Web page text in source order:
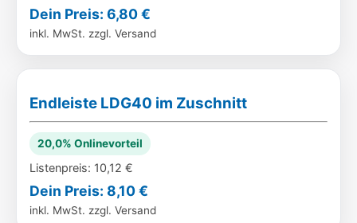
Dein Preis: 6,80 €
inkl. MwSt. zzgl. Versand
Endleiste LDG40 im Zuschnitt
20,0% Onlinevorteil
Listenpreis: 10,12 €
Dein Preis: 8,10 €
inkl. MwSt. zzgl. Versand